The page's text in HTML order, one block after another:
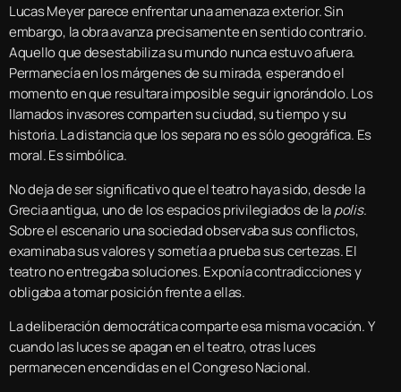
Lucas Meyer parece enfrentar una amenaza exterior. Sin
embargo, la obra avanza precisamente en sentido contrario.
Aquello que desestabiliza su mundo nunca estuvo afuera.
Permanecía en los márgenes de su mirada, esperando el
momento en que resultara imposible seguir ignorándolo. Los
llamados invasores comparten su ciudad, su tiempo y su
historia. La distancia que los separa no es sólo geográfica. Es
moral. Es simbólica.
No deja de ser significativo que el teatro haya sido, desde la
Grecia antigua, uno de los espacios privilegiados de lapolis.
Sobre el escenario una sociedad observaba sus conflictos,
examinaba sus valores y sometía a prueba sus certezas. El
teatro no entregaba soluciones. Exponía contradicciones y
obligaba a tomar posición frente a ellas.
La deliberación democrática comparte esa misma vocación. Y
cuando las luces se apagan en el teatro, otras luces
permanecen encendidas en el Congreso Nacional.